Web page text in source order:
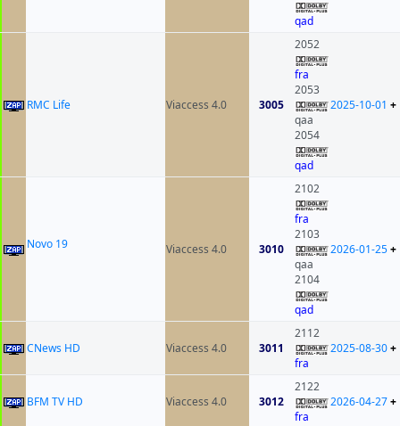
qad
RMC Life Viaccess 4.0 3005
2052
fra
2053
qaa
2054
qad
2025-10-01 +
Novo 19 Viaccess 4.0 3010
2102
fra
2103
qaa
2104
qad
2026-01-25+
CNews HD Viaccess 4.0 3011
2112
fra
2025-08-30+
BFM TV HD Viaccess 4.0 3012
2122
fra
2026-04-27+